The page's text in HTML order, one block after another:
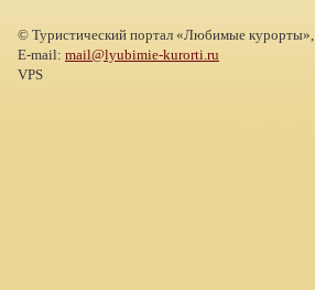
© Туристический портал «Любимые курорты»,
E-mail: mail@lyubimie-kurorti.ru
VPS